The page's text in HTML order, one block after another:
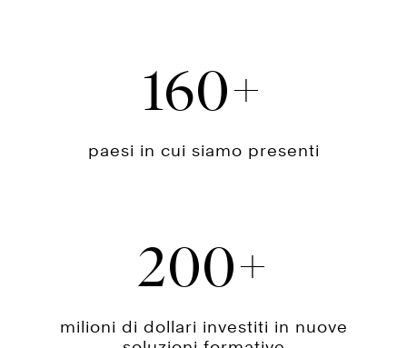
160
paesi in cui siamo presenti
200
milioni di dollari investiti in nuove